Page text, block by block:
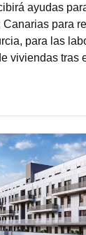
ayudas
Canarias para
para las
viviendas tras